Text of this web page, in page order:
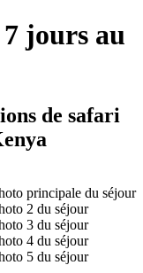
jours au
de safari